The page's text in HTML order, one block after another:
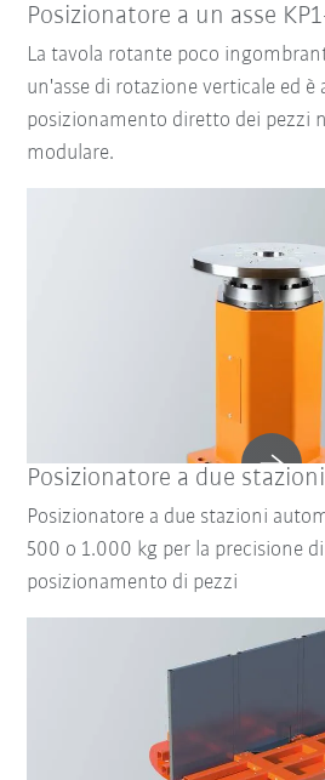
Posizionatore a un asse
La tavola rotante poco
un'asse di rotazione verticale ed è
posizionamento diretto dei pezzi
modulare.
Posizionatore a due
Posizionatore a due stazioni
500 o 1.000 kg per la precisione
posizionamento di pezzi